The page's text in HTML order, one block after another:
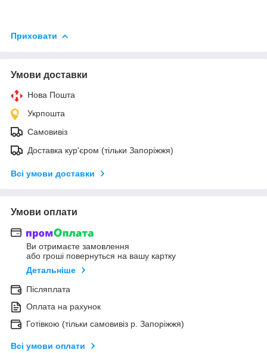
Приховати
Умови доставки
Нова Пошта
Укрпошта
Самовивіз
Доставка кур'єром (тільки Запоріжжя)
Всі умови доставки
Умови оплати
Ви отримаєте замовлення
або гроші повернуться на вашу картку
Детальніше
Післяплата
Оплата на рахунок
Готівкою (тільки самовивіз р. Запоріжжя)
Всі умови оплати